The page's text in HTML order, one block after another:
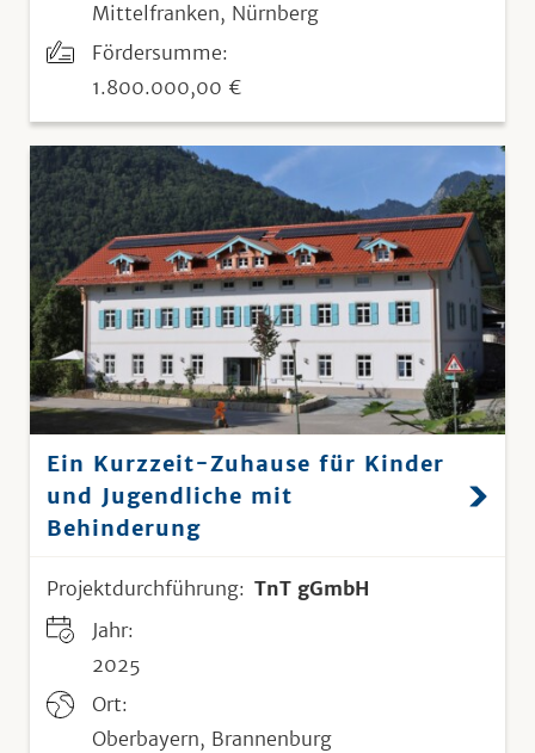
Mittelfranken, Nürnberg
Fördersumme:
1.800.000,00 €
Ein Kurzzeit-Zuhause für Kinder
und Jugendliche mit
Behinderung
Projektdurchführung: TnT gGmbH
Jahr:
2025
Ort:
Oberbayern, Brannenburg